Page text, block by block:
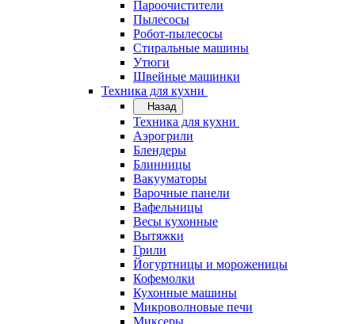
Пароочистители
Пылесосы
Робот-пылесосы
Стиральные машины
Утюги
Швейные машинки
Техника для кухни
Назад
Техника для кухни
Аэрогрили
Блендеры
Блинницы
Вакууматоры
Варочные панели
Вафельницы
Весы кухонные
Вытяжки
Грили
Йогуртницы и мороженицы
Кофемолки
Кухонные машины
Микроволновые печи
Миксеры